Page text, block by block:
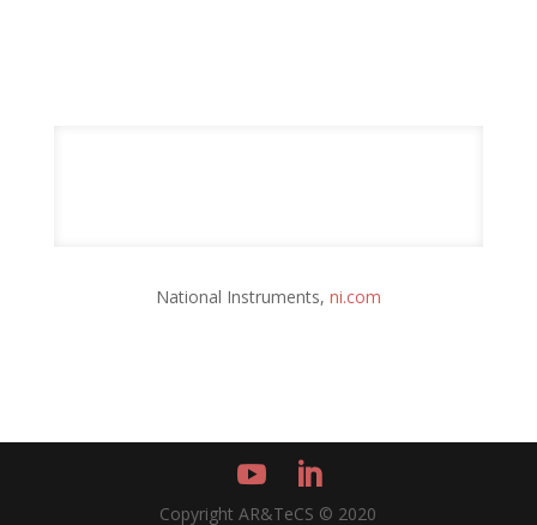
National Instruments, ni.com
Copyright AR&TeCS © 2020